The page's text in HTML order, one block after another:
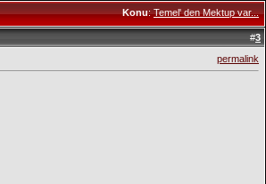
Konu:Temel' den Mektup var...
#3
permalink